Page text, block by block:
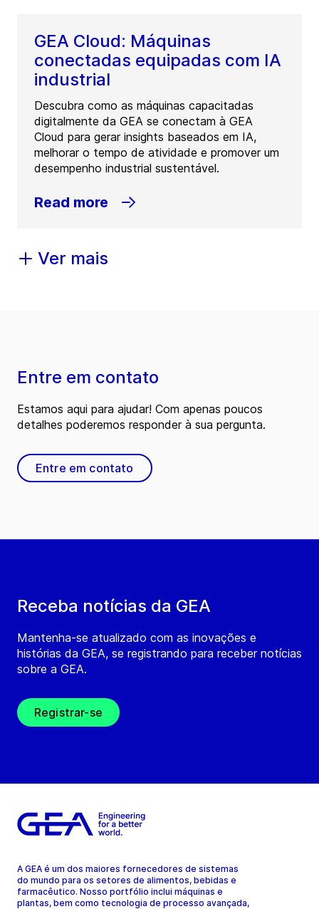
GEA Cloud: Máquinas
conectadas equipadas com IA
industrial
Descubra como as máquinas capacitadas
digitalmente da GEA se conectam à GEA
Cloud para gerar insights baseados em IA,
melhorar o tempo de atividade e promover um
desempenho industrial sustentável.
Read more
Ver mais
Receba notícias da GEA
Mantenha-se atualizado com as inovações e
histórias da GEA, se registrando para receber notícias
sobre a GEA.
Registrar-se
Entre em contato
Estamos aqui para ajudar! Com apenas poucos
detalhes poderemos responder à sua pergunta.
Entre em contato
A GEA é um dos maiores fornecedores de sistemas
do mundo para os setores de alimentos, bebidas e
farmacêutico. Nosso portfólio inclui máquinas e
plantas, bem como tecnologia de processo avançada,